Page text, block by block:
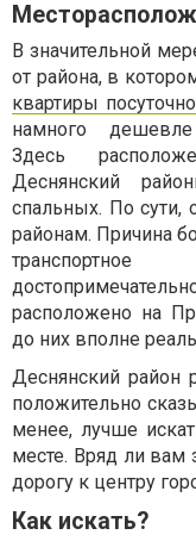
В значительной
от района, в
квартиры
намного
Здесь
Деснянский
спальных. По
районам. Причина
расположено на
до них вполне
Деснянский район
положительно
менее, лучше
месте. Вряд ли вам
дорогу к центру
Как искать?